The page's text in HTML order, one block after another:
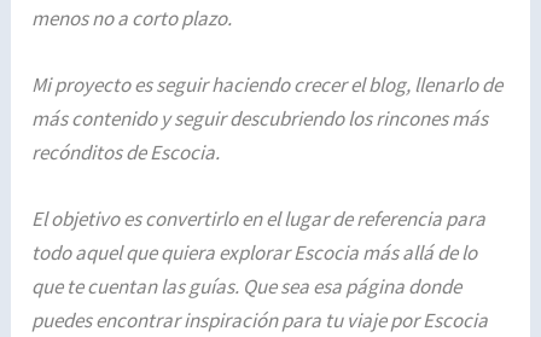
menos no a corto plazo.
Mi proyecto es seguir haciendo crecer el blog, llenarlo de
más contenido y seguir descubriendo los rincones más
recónditos de Escocia.
El objetivo es convertirlo en el lugar de referencia para
todo aquel que quiera explorar Escocia más allá de lo
que te cuentan las guías. Que sea esa página donde
puedes encontrar inspiración para tu viaje por Escocia